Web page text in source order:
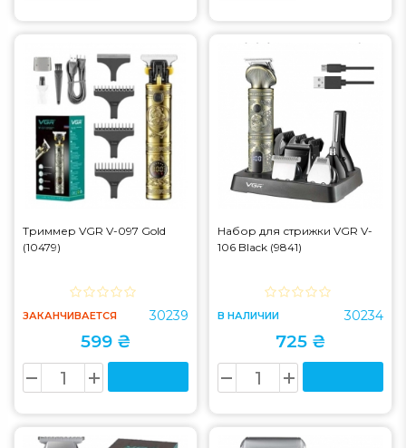
Триммер VGR V-097 Gold
(10479)
ЗАКАНЧИВАЕТСЯ 30239
599 ₴
Набор для стрижки VGR V-
106 Black (9841)
В НАЛИЧИИ 30234
725 ₴